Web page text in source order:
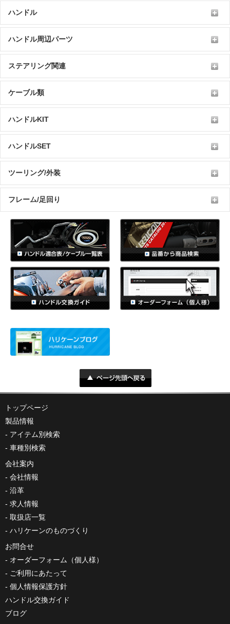
ハンドル
ハンドル周辺パーツ
ステアリング関連
ケーブル類
ハンドルKIT
ハンドルSET
ツーリング/外装
フレーム/足回り
トップページ
製品情報
アイテム別検索
車種別検索
会社案内
会社情報
沿革
求人情報
取扱店一覧
ハリケーンのものづくり
お問合せ
オーダーフォーム（個人様）
ご利用にあたって
個人情報保護方針
ハンドル交換ガイド
ブログ